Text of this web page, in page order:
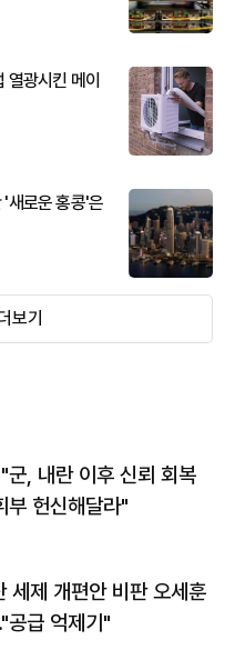
열광시킨 메이
'새로운 홍콩'은
보기
, 내란 이후 신뢰 회복
헌신해달라"
세제 개편안 비판 오세훈
공급 억제기"